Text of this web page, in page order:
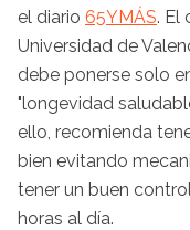
el diario 65YMÁS. El
Universidad de
debe ponerse solo
"longevidad
ello, recomienda
bien evitando
tener un buen
horas al día.